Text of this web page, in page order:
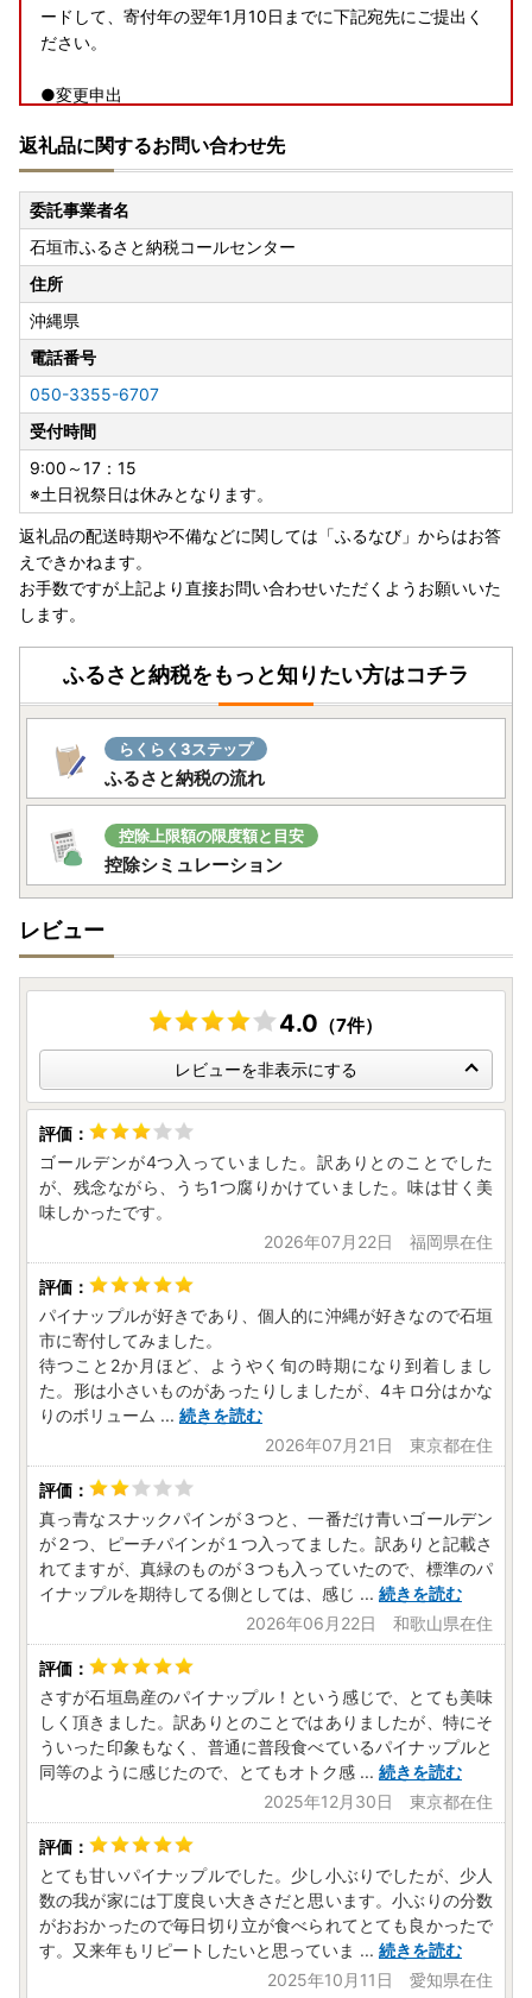
ードして、寄付年の翌年1月10日までに下記宛先にご提出く
ださい。
●変更申出
ジより「変更届出書」をダウンロードし、必要書類を添えて
ご提出ください。 締切日は寄付年の翌年1月10日です。
●申請書提出先
〒907-8501 沖縄県石垣市字真栄里672番地
石垣市役所ふるさと創生課 ふるさと応援係 宛
●返送期日
翌年1月10日となります。
≪ワンストップ特例申請についてのお問い合わせ先≫
E-mail：o.ishigaki@do-furusato.jp
※ワンストップ特例申請は、自治体マイページからでもオン
ライン申請が可能です。
自治体マイページURL→ https://mypg.jp/
≪お礼の品・その他に関してのお問い合わせ先≫
メールアドレス(石垣市ふるさと納税サポートセンター)→ o.i
shigaki@do-furusato.jp
返礼品に関するお問い合わせ先
委託事業者名
石垣市ふるさと納税コールセンター
住所
沖縄県
電話番号
050-3355-6707
受付時間
9:00～17：15
※土日祝祭日は休みとなります。
返礼品の配送時期や不備などに関しては「ふるなび」からはお答
えできかねます。
お手数ですが上記より直接お問い合わせいただくようお願いいた
します。
ふるさと納税をもっと知りたい方はコチラ
らくらく3ステップ
ふるさと納税の流れ
控除上限額の限度額と目安
控除シミュレーション
レビュー
4.0 （7件）
レビューを非表示にする
ゴールデンが4つ入っていました。訳ありとのことでした
が、残念ながら、うち1つ腐りかけていました。味は甘く美
味しかったです。
2026年07月22日 福岡県在住
パイナップルが好きであり、個人的に沖縄が好きなので石垣
市に寄付してみました。
待つこと2か月ほど、ようやく旬の時期になり到着しまし
た。形は小さいものがあったりしましたが、4キロ分はかな
りのボリューム ... 続きを読む
2026年07月21日 東京都在住
真っ青なスナックパインが３つと、一番だけ青いゴールデン
が２つ、ピーチパインが１つ入ってました。訳ありと記載さ
れてますが、真緑のものが３つも入っていたので、標準のパ
イナップルを期待してる側としては、感じ ... 続きを読む
2026年06月22日 和歌山県在住
さすが石垣島産のパイナップル！という感じで、とても美味
しく頂きました。訳ありとのことではありましたが、特にそ
ういった印象もなく、普通に普段食べているパイナップルと
同等のように感じたので、とてもオトク感 ... 続きを読む
2025年12月30日 東京都在住
とても甘いパイナップルでした。少し小ぶりでしたが、少人
数の我が家には丁度良い大きさだと思います。小ぶりの分数
がおおかったので毎日切り立が食べられてとても良かったで
す。又来年もリピートしたいと思っていま ... 続きを読む
2025年10月11日 愛知県在住